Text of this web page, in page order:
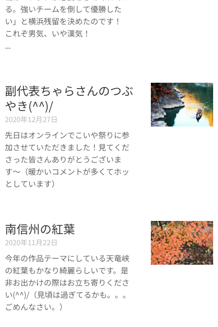
る。強いチームを倒して優勝した
い」と横浜残留を決めたのです！
これぞ男気、いや漢気！
...
副代表ちゃらさんのつぶ
やき(^^)/
2020年12月27日
先日はオンラインでこいや祭りに参
加させていただきました！見てくだ
さった皆さんありがとうございま
す〜（暖かいコメントが多くてホッ
としています）
南信州の紅葉
2020年11月22日
今年の作品テーマにしている天竜峡
の紅葉もかなり綺麗らしいです。是
非お出かけの際はお立ち寄りくださ
い(^^)/（見頃は過ぎてるかも。。。
ごめんなさい。）